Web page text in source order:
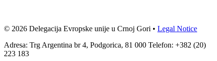
© 2026 Delegacija Evropske unije u Crnoj Gori • Legal Notice
Adresa: Trg Argentina br 4, Podgorica, 81 000 Telefon: +382 (20)
223 183